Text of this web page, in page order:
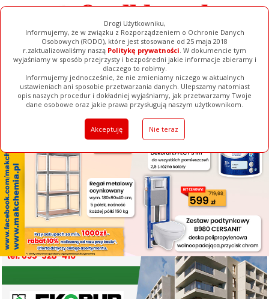
Drogi Użytkowniku,
Informujemy, że w związku z Rozporządzeniem o Ochronie Danych
Osobowych (RODO), które jest stosowane od 25 maja 2018
r.zaktualizowaliśmy naszą Politykę prywatności. W dokumencie tym
wyjaśniamy w sposób przejrzysty i bezpośredni jakie informacje zbieramy i
dlaczego to robimy.
Informujemy jednocześnie, że nie zmieniamy niczego w aktualnych
ustawieniach ani sposobie przetwarzania danych. Ulepszamy natomiast
opis naszych procedur i dokładniej wyjaśniamy, jak przetwarzamy Twoje
dane osobowe oraz jakie prawa przysługują naszym użytkownikom.
Akceptuję Nie teraz
[ ZAMKNIJ ]
Ogłoszenia Filmy Galerie Baza Firm Pełna Wersja